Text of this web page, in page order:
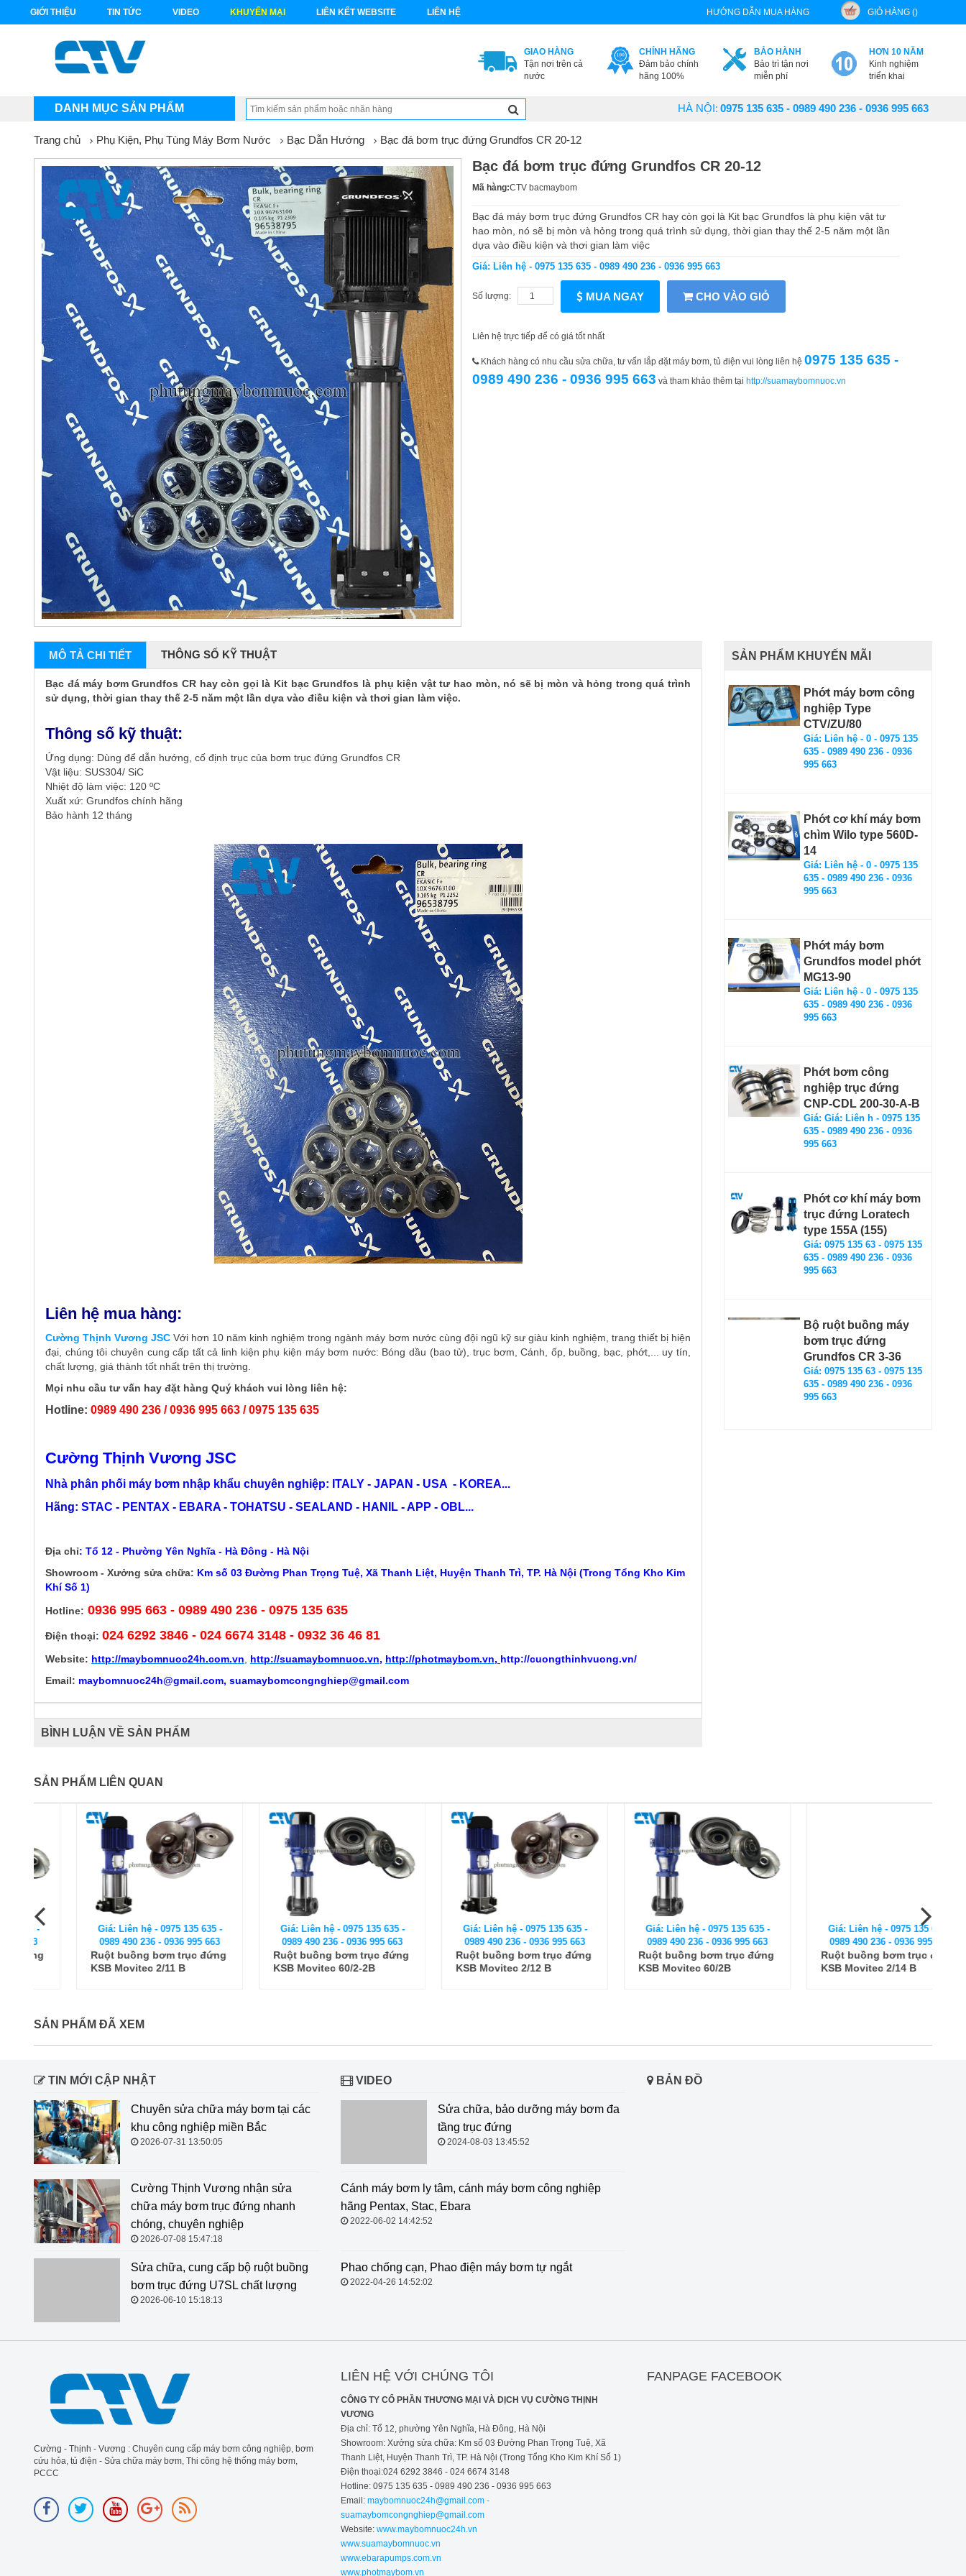
GIỚI THIỆU TIN TỨC VIDEO KHUYẾN MẠI LIÊN KẾT WEBSITE LIÊN HỆ HƯỚNG DẪN MUA HÀNG GIỎ HÀNG ()
GIAO HÀNG
Tận nơi trên cả
nước
CHÍNH HÃNG
Đảm bảo chính
hãng 100%
BẢO HÀNH
Bảo trì tận nơi
miễn phí
HƠN 10 NĂM
Kinh nghiệm
triển khai
DANH MỤC SẢN PHẨM HÀ NỘI: 0975 135 635 - 0989 490 236 - 0936 995 663
Trang chủ Phụ Kiện, Phụ Tùng Máy Bơm Nước Bạc Dẫn Hướng Bạc đá bơm trục đứng Grundfos CR 20-12
Bạc đá bơm trục đứng Grundfos CR 20-12
Mã hàng:CTV bacmaybom
Bạc đá máy bơm trục đứng Grundfos CR hay còn gọi là Kit bạc Grundfos là phụ kiện vật tư
hao mòn, nó sẽ bị mòn và hỏng trong quá trình sử dụng, thời gian thay thế 2-5 năm một lần
dựa vào điều kiện và thơi gian làm việc
Giá: Liên hệ - 0975 135 635 - 0989 490 236 - 0936 995 663
Số lượng: MUA NGAY CHO VÀO GIỎ
Liên hệ trực tiếp để có giá tốt nhất
Khách hàng có nhu cầu sửa chữa, tư vấn lắp đặt máy bơm, tủ điện vui lòng liên hệ 0975 135 635 -
0989 490 236 - 0936 995 663 và tham khảo thêm tại http://suamaybomnuoc.vn
MÔ TẢ CHI TIẾT THÔNG SỐ KỸ THUẬT
Bạc đá máy bơm Grundfos CR hay còn gọi là Kit bạc Grundfos là phụ kiện vật tư hao mòn, nó sẽ bị mòn và hỏng trong quá trình
sử dụng, thời gian thay thế 2-5 năm một lần dựa vào điều kiện và thơi gian làm việc.
Thông số kỹ thuật:
Ứng dụng: Dùng để dẫn hướng, cố định trục của bơm trục đứng Grundfos CR
Vật liệu: SUS304/ SiC
Nhiệt độ làm việc: 120 ºC
Xuất xứ: Grundfos chính hãng
Bảo hành 12 tháng
Liên hệ mua hàng:
Cường Thịnh Vương JSC Với hơn 10 năm kinh nghiệm trong ngành máy bơm nước cùng đội ngũ kỹ sư giàu kinh nghiệm, trang thiết bị hiện
đại, chúng tôi chuyên cung cấp tất cả linh kiện phụ kiện máy bơm nước: Bóng dầu (bao tử), trục bơm, Cánh, ốp, buồng, bạc, phớt,... uy tín,
chất lượng, giá thành tốt nhất trên thị trường.
Mọi nhu cầu tư vấn hay đặt hàng Quý khách vui lòng liên hệ:
Hotline: 0989 490 236 / 0936 995 663 / 0975 135 635
Cường Thịnh Vương JSC
Nhà phân phối máy bơm nhập khẩu chuyên nghiệp: ITALY - JAPAN - USA - KOREA...
Hãng: STAC - PENTAX - EBARA - TOHATSU - SEALAND - HANIL - APP - OBL...
Địa chỉ: Tổ 12 - Phường Yên Nghĩa - Hà Đông - Hà Nội
Showroom - Xưởng sửa chữa: Km số 03 Đường Phan Trọng Tuệ, Xã Thanh Liệt, Huyện Thanh Trì, TP. Hà Nội (Trong Tổng Kho Kim
Khí Số 1)
Hotline: 0936 995 663 - 0989 490 236 - 0975 135 635
Điện thoại: 024 6292 3846 - 024 6674 3148 - 0932 36 46 81
Website: http://maybomnuoc24h.com.vn http://suamaybomnuoc.vn, http://photmaybom.vn, http://cuongthinhvuong.vn/
Email: maybomnuoc24h@gmail.com, suamaybomcongnghiep@gmail.com
BÌNH LUẬN VỀ SẢN PHẨM
SẢN PHẨM KHUYẾN MÃI
Phớt máy bơm công
nghiệp Type
CTV/ZU/80
Giá: Liên hệ - 0 - 0975 135
635 - 0989 490 236 - 0936
995 663
Phớt cơ khí máy bơm
chìm Wilo type 560D-
14
Giá: Liên hệ - 0 - 0975 135
635 - 0989 490 236 - 0936
995 663
Phớt máy bơm
Grundfos model phớt
MG13-90
Giá: Liên hệ - 0 - 0975 135
635 - 0989 490 236 - 0936
995 663
Phớt bơm công
nghiệp trục đứng
CNP-CDL 200-30-A-B
Giá: Giá: Liên h - 0975 135
635 - 0989 490 236 - 0936
995 663
Phớt cơ khí máy bơm
trục đứng Loratech
type 155A (155)
Giá: 0975 135 63 - 0975 135
635 - 0989 490 236 - 0936
995 663
Bộ ruột buồng máy
bơm trục đứng
Grundfos CR 3-36
Giá: 0975 135 63 - 0975 135
635 - 0989 490 236 - 0936
995 663
SẢN PHẨM LIÊN QUAN
Giá: Liên hệ - 0975 135 635 -
0989 490 236 - 0936 995 663
Ruột buồng bơm trục đứng
KSB Movitec 2/11 B
Giá: Liên hệ - 0975 135 635 -
0989 490 236 - 0936 995 663
Ruột buồng bơm trục đứng
KSB Movitec 60/2-2B
Giá: Liên hệ - 0975 135 635 -
0989 490 236 - 0936 995 663
Ruột buồng bơm trục đứng
KSB Movitec 2/12 B
Giá: Liên hệ - 0975 135 635 -
0989 490 236 - 0936 995 663
Ruột buồng bơm trục đứng
KSB Movitec 60/2B
Giá: Liên hệ - 0975 135 635 -
0989 490 236 - 0936 995 663
Ruột buồng bơm trục đứng
KSB Movitec 2/14 B
SẢN PHẨM ĐÃ XEM
TIN MỚI CẬP NHẬT
Chuyên sửa chữa máy bơm tại các
khu công nghiệp miền Bắc
2026-07-31 13:50:05
Cường Thịnh Vương nhận sửa
chữa máy bơm trục đứng nhanh
chóng, chuyên nghiệp
2026-07-08 15:47:18
Sửa chữa, cung cấp bộ ruột buồng
bơm trục đứng U7SL chất lượng
2026-06-10 15:18:13
VIDEO
Sửa chữa, bảo dưỡng máy bơm đa tầng trục đứng
Cánh máy bơm ly tâm, cánh máy
bơm công nghiệp hãng Pentax,
Phao chống cạn, Phao điện máy
BẢN ĐỒ
Cường - Thịnh - Vương : Chuyên cung cấp máy bơm công nghiệp, bơm
cứu hỏa, tủ điện - Sửa chữa máy bơm, Thi công hệ thống máy bơm,
PCCC
LIÊN HỆ VỚI CHÚNG TÔI
CÔNG TY CỔ PHẦN THƯƠNG MẠI VÀ DỊCH VỤ CƯỜNG THỊNH
VƯƠNG
Địa chỉ: Tổ 12, phường Yên Nghĩa, Hà Đông, Hà Nội
Showroom: Xưởng sửa chữa: Km số 03 Đường Phan Trọng Tuệ, Xã
Thanh Liệt, Huyện Thanh Trì, TP. Hà Nội (Trong Tổng Kho Kim Khí Số 1)
Điện thoại:024 6292 3846 - 024 6674 3148
Hotline: 0975 135 635 - 0989 490 236 - 0936 995 663
Email: maybomnuoc24h@gmail.com -
suamaybomcongnghiep@gmail.com
Website:www.maybomnuoc24h.vn
www.suamaybomnuoc.vn
www.ebarapumps.com.vn
www.photmaybom.vn
FANPAGE FACEBOOK